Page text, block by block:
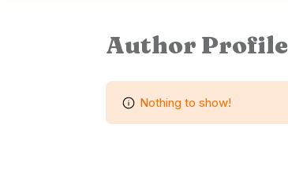
Author Profile
Nothing to show!